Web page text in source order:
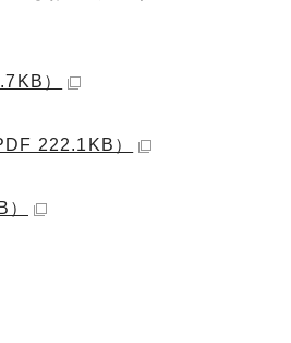
）
222.1KB）